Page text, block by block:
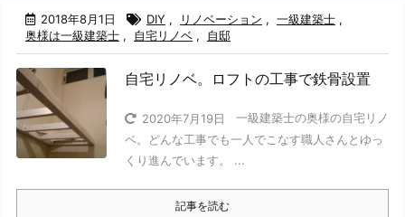
2018年8月1日 DIY , リノベーション , 一級建築士 ,
奥様は一級建築士 , 自宅リノベ , 自邸
自宅リノベ。ロフトの工事で鉄骨設置
2020年7月19日
一級建築士の奥様の自宅リノ
ベ。どんな工事でも一人でこなす職人さんとゆっ
くり進んでいます。 ...
記事を読む